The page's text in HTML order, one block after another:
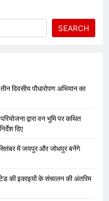
SEARCH
दिवसीय पौधारोपण अभियान का
द्वारा वन भूमि पर कथित
दिए
में जयपुर और जोधपुर बनेंगे
की इकाइयों के संचालन की अंतरिम